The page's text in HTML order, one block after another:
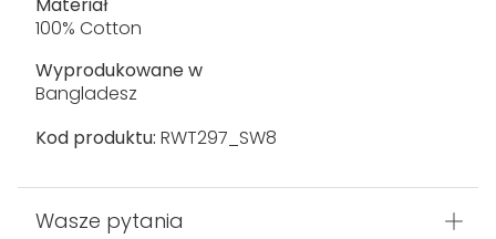
Technologia
Sustainable Cotton:
100% Cotton
Wyprodukowane w